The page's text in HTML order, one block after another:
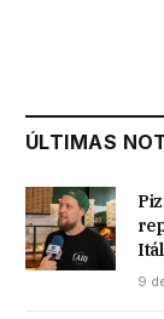
ÚLTIMAS
9